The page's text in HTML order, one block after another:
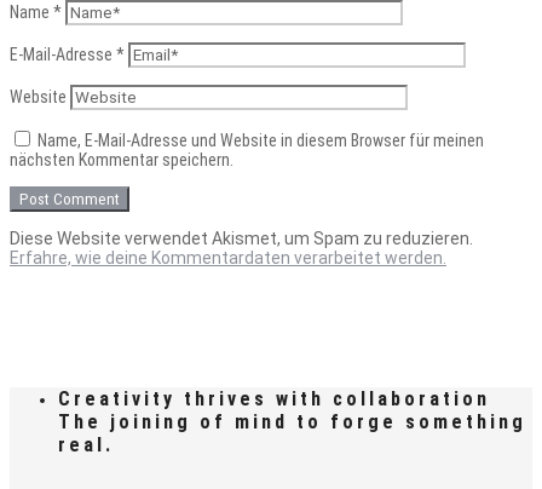
Name *
E-Mail-Adresse *
Website
Name, E-Mail-Adresse und Website in diesem Browser für meinen
nächsten Kommentar speichern.
Diese Website verwendet Akismet, um Spam zu reduzieren.
Erfahre, wie deine Kommentardaten verarbeitet werden.
Creativity thrives with collaboration
The joining of mind to forge something
real.